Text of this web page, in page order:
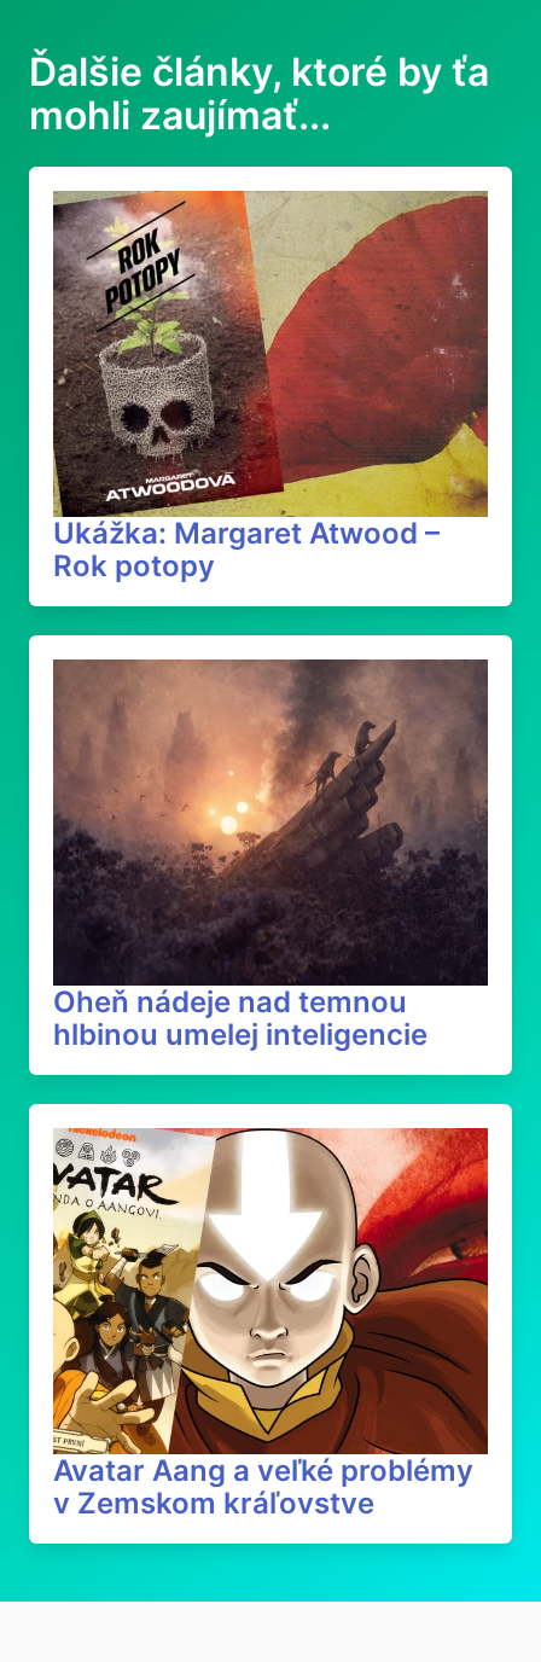
Ďalšie články, ktoré by ťa
mohli zaujímať...
Ukážka: Margaret Atwood –
Rok potopy
Oheň nádeje nad temnou
hlbinou umelej inteligencie
Avatar Aang a veľké problémy
v Zemskom kráľovstve